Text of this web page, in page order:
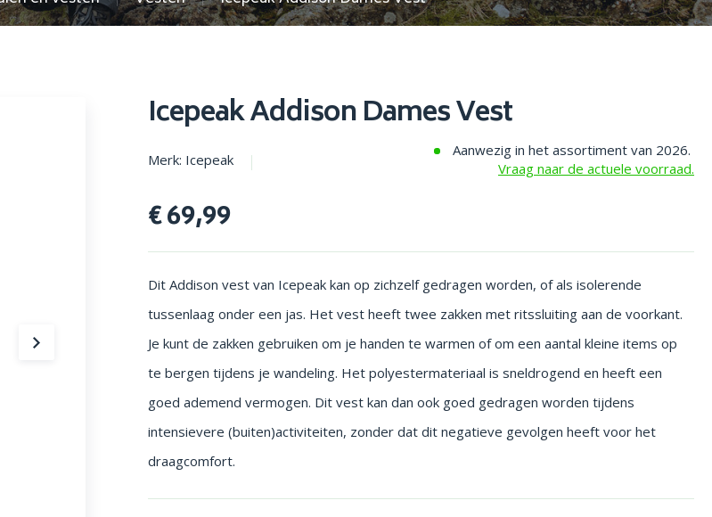
en parasols
Icepeak Addison Dames Vest
Merk: Icepeak
Aanwezig in het assortiment van 2026.
Vraag naar de actuele voorraad.
€ 69,99
Dit Addison vest van Icepeak kan op zichzelf gedragen worden, of als isolerende
tussenlaag onder een jas. Het vest heeft twee zakken met ritssluiting aan de voorkant.
Je kunt de zakken gebruiken om je handen te warmen of om een aantal kleine items op
te bergen tijdens je wandeling. Het polyestermateriaal is sneldrogend en heeft een
goed ademend vermogen. Dit vest kan dan ook goed gedragen worden tijdens
intensievere (buiten)activiteiten, zonder dat dit negatieve gevolgen heeft voor het
draagcomfort.